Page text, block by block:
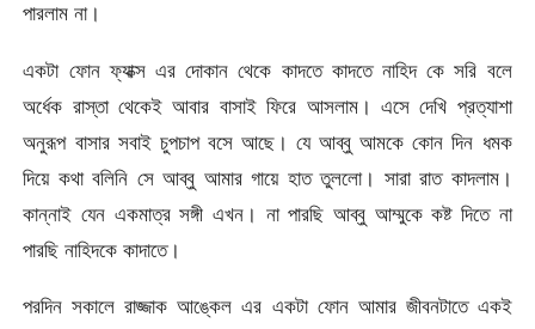
পারলাম না।
একটা ফোন ফ্যাক্স এর দোকান থেকে কাদতে কাদতে নাহিদ কে সরি বলে
অর্ধেক রাস্তা থেকেই আবার বাসাই ফিরে আসলাম। এসে দেখি প্রত্যাশা
অনুরূপ বাসার সবাই চুপচাপ বসে আছে। যে আব্বু আমকে কোন দিন ধমক
দিয়ে কথা বলিনি সে আব্বু আমার গায়ে হাত তুললো। সারা রাত কাদলাম।
কান্নাই যেন একমাত্র সঙ্গী এখন। না পারছি আব্বু আম্মুকে কষ্ট দিতে না
পারছি নাহিদকে কাদাতে।
পরদিন সকালে রাজ্জাক আঙ্কেল এর একটা ফোন আমার জীবনটাতে একই